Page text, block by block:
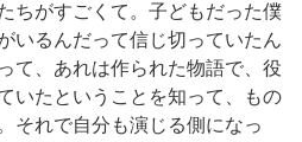
ちがすごくて。子どもだった僕
いるんだって信じ切っていたん
て、あれは作られた物語で、役
いたということを知って、もの
それで自分も演じる側になっ